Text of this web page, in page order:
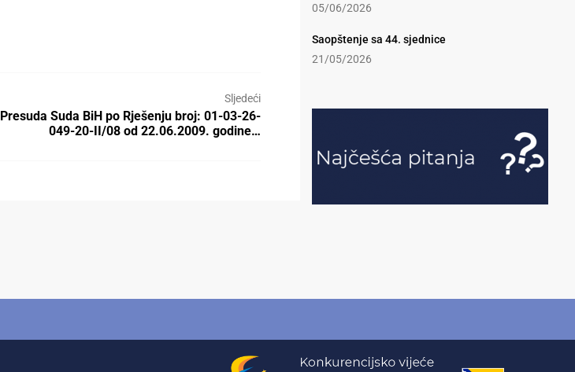
Sljedeći
Presuda Suda BiH po Rješenju broj: 01-03-26-
049-20-II/08 od 22.06.2009. godine…
05/06/2026
Saopštenje sa 44. sjednice
21/05/2026